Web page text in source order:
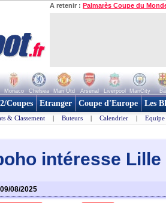
A retenir : Palmarès Coupe du
Monaco Chelsea Man Utd Arsenal Liverpool ManCity
Coupes Etranger Coupe d'Europe Les
& Classement | Buteurs | Calendrier | Equipe
intéresse
09/08/2025